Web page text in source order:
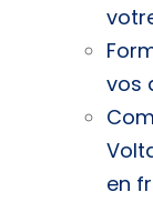
vos
en